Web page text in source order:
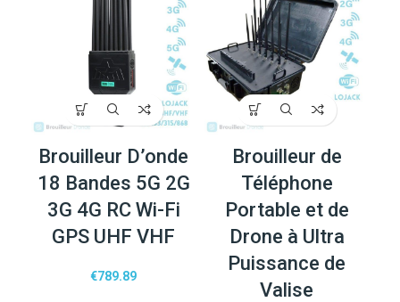
Brouilleur D’onde
18 Bandes 5G 2G
3G 4G RC Wi-Fi
GPS UHF VHF
€789.89
Brouilleur de
Téléphone
Portable et de
Drone à Ultra
Puissance de
Valise